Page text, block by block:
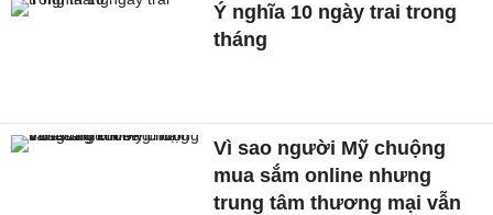
Ý nghĩa 10 ngày trai trong
tháng
Vì sao người Mỹ chuộng
mua sắm online nhưng
trung tâm thương mại vẫn